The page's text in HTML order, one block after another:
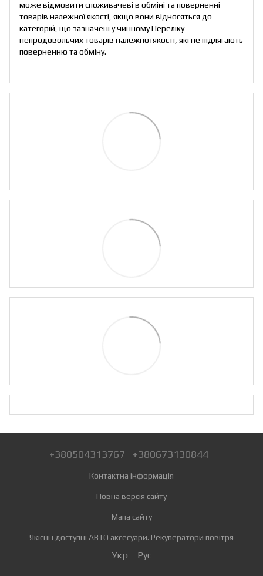
може відмовити споживачеві в обміні та поверненні
товарів належної якості, якщо вони відносяться до
категорій, що зазначені у чинномуПереліку
непродовольчих товарів належної якості, які не підлягають
поверненню та обміну.
+380504313767 +380673130844
Контактна інформація
Повна версія сайту
Мапа сайту
Якісні і доступні АВТО аксесуари. Рекуператори повітря
Укр Рус